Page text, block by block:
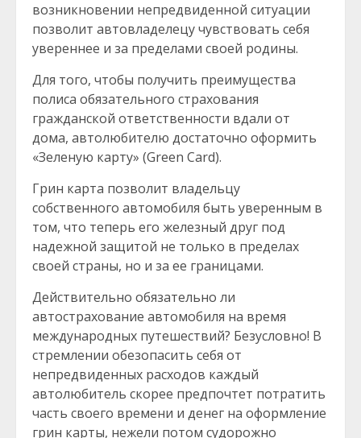
возникновении непредвиденной ситуации
позволит автовладелецу чувствовать себя
увереннее и за пределами своей родины.
Для того, чтобы получить преимущества
полиса обязательного страхования
гражданской ответственности вдали от
дома, автолюбителю достаточно оформить
«Зеленую карту» (Green Card).
Грин карта позволит владельцу
собственного автомобиля быть уверенным в
том, что теперь его железный друг под
надежной защитой не только в пределах
своей страны, но и за ее границами.
Действительно обязательно ли
автострахование автомобиля на время
международных путешествий? Безусловно! В
стремлении обезопасить себя от
непредвиденных расходов каждый
автолюбитель скорее предпочтет потратить
часть своего времени и денег на оформление
грин карты, нежели потом судорожно